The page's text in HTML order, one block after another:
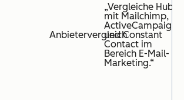
Anbietervergleich
„Vergleiche
mit Mailchimp,
ActiveCampaign
und Constant
Contact im
Bereich E-Mail-
Marketing.“